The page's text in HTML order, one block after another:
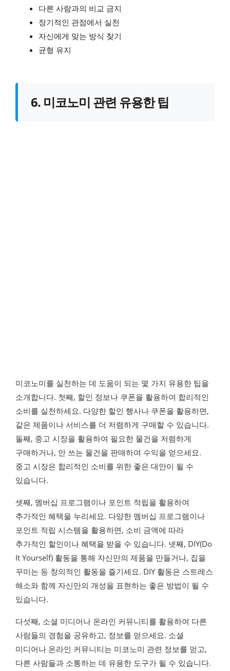
다른 사람과의 비교 금지
장기적인 관점에서 실천
자신에게 맞는 방식 찾기
균형 유지
6. 미코노미 관련 유용한 팁
미코노미를 실천하는 데 도움이 되는 몇 가지 유용한 팁을
소개합니다. 첫째, 할인 정보나 쿠폰을 활용하여 합리적인
소비를 실천하세요. 다양한 할인 행사나 쿠폰을 활용하면,
같은 제품이나 서비스를 더 저렴하게 구매할 수 있습니다.
둘째, 중고 시장을 활용하여 필요한 물건을 저렴하게
구매하거나, 안 쓰는 물건을 판매하여 수익을 얻으세요.
중고 시장은 합리적인 소비를 위한 좋은 대안이 될 수
있습니다.
셋째, 멤버십 프로그램이나 포인트 적립을 활용하여
추가적인 혜택을 누리세요. 다양한 멤버십 프로그램이나
포인트 적립 시스템을 활용하면, 소비 금액에 따라
추가적인 할인이나 혜택을 받을 수 있습니다. 넷째, DIY(Do
It Yourself) 활동을 통해 자신만의 제품을 만들거나, 집을
꾸미는 등 창의적인 활동을 즐기세요. DIY 활동은 스트레스
해소와 함께 자신만의 개성을 표현하는 좋은 방법이 될 수
있습니다.
다섯째, 소셜 미디어나 온라인 커뮤니티를 활용하여 다른
사람들의 경험을 공유하고, 정보를 얻으세요. 소셜
미디어나 온라인 커뮤니티는 미코노미 관련 정보를 얻고,
다른 사람들과 소통하는 데 유용한 도구가 될 수 있습니다.